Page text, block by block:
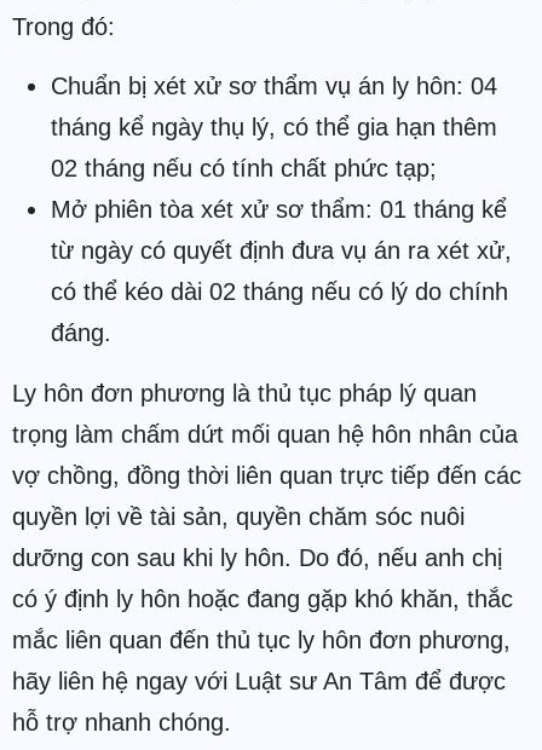
Trong đó:
Chuẩn bị xét xử sơ thẩm vụ án ly hôn: 04
tháng kể ngày thụ lý, có thể gia hạn thêm
02 tháng nếu có tính chất phức tạp;
Mở phiên tòa xét xử sơ thẩm: 01 tháng kể
từ ngày có quyết định đưa vụ án ra xét xử,
có thể kéo dài 02 tháng nếu có lý do chính
đáng.
Ly hôn đơn phương là thủ tục pháp lý quan
trọng làm chấm dứt mối quan hệ hôn nhân của
vợ chồng, đồng thời liên quan trực tiếp đến các
quyền lợi về tài sản, quyền chăm sóc nuôi
dưỡng con sau khi ly hôn. Do đó, nếu anh chị
có ý định ly hôn hoặc đang gặp khó khăn, thắc
mắc liên quan đến thủ tục ly hôn đơn phương,
hãy liên hệ ngay với Luật sư An Tâm để được
hỗ trợ nhanh chóng.